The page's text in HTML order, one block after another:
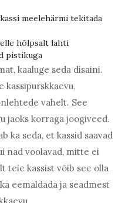
meelehärmi tekitada
hõlpsalt lahti
pistikuga
kaaluge seda disaini.
kassipurskkaevu,
vahelt. See
jaoks korraga joogiveed.
ka seda, et kassid saavad
nad voolavad, mitte ei
teie kassist võib see olla
eemaldada ja seadmest